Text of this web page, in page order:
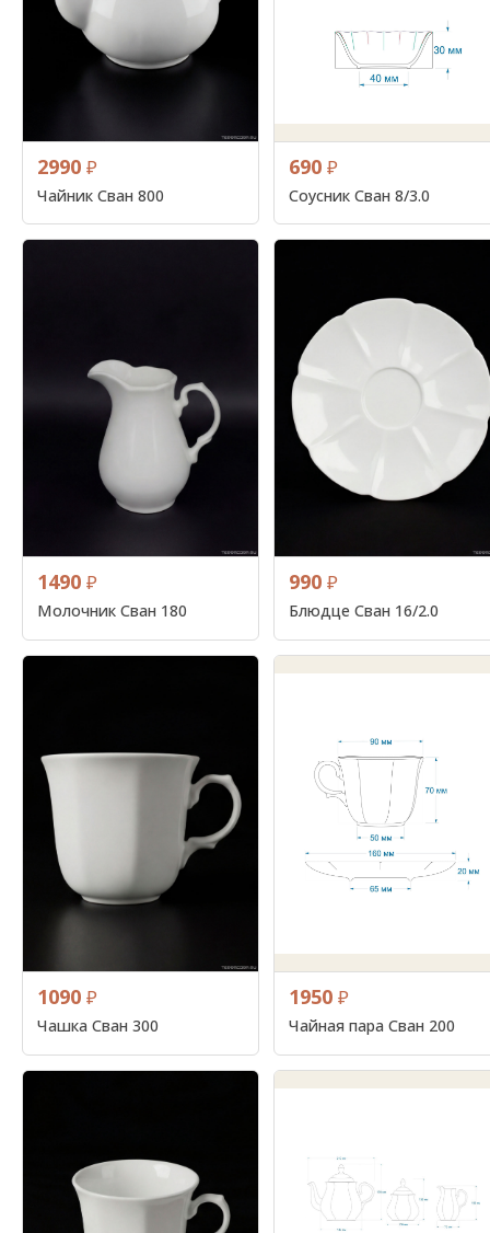
2990 ₽
Чайник Сван 800
690 ₽
Соусник Сван 8/3.0
1490 ₽
Молочник Сван 180
990 ₽
Блюдце Сван 16/2.0
1090 ₽
Чашка Сван 300
1950 ₽
Чайная пара Сван 200